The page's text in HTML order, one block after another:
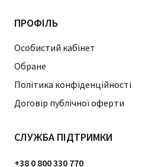
ПРОФІЛЬ
Особистий кабінет
Обране
Політика конфіденційності
Договір публічної оферти
СЛУЖБА ПІДТРИМКИ
+38 0 800 330 770